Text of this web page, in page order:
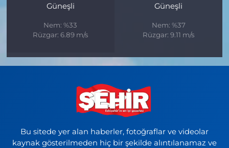
Güneşli
Nem: %33
Rüzgar: 6.89 m/s
Güneşli
Nem: %37
Rüzgar: 9.11 m/s
Bu sitede yer alan haberler, fotoğraflar ve videolar
kaynak gösterilmeden hiç bir şekilde alıntılanamaz ve